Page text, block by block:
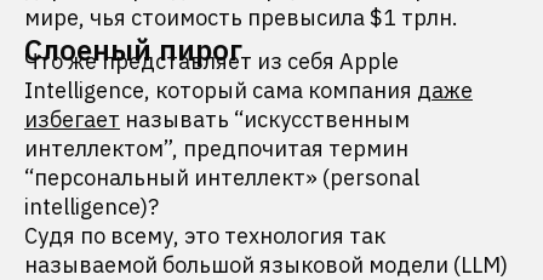
мире, чья стоимость превысила $1 трлн.
Слоеный пирог
Что же представляет из себя Apple
Intelligence, который сама компания даже
избегает называть “искусственным
интеллектом”, предпочитая термин
“персональный интеллект» (personal
intelligence)?
Судя по всему, это технология так
называемой большой языковой модели (LLM)